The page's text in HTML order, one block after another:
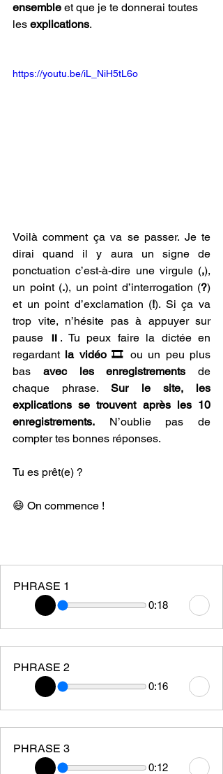
ensemble et que je te donnerai toutes
les explications.
https://youtu.be/iL_NiH5tL6o
Voilà comment ça va se passer. Je te
dirai quand il y aura un signe de
ponctuation c’est-à-dire une virgule (,),
un point (.), un point d’interrogation (?)
et un point d’exclamation (!). Si ça va
trop vite, n’hésite pas à appuyer sur
pause ⏸️. Tu peux faire la dictée en
regardant la vidéo 🎞️ ou un peu plus
bas avec les enregistrements de
chaque phrase. Sur le site, les
explications se trouvent après les 10
enregistrements. N’oublie pas de
compter tes bonnes réponses.
Tu es prêt(e) ?
😄 On commence !
PHRASE 1
0:18
PHRASE 2
0:16
PHRASE 3
0:12